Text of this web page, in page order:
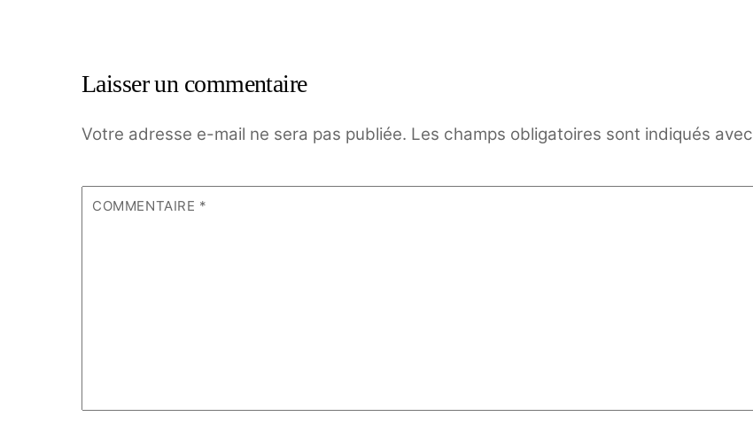
Laisser un commentaire
Votre adresse e-mail ne sera pas publiée. Les champs obligatoires sont indiqués avec
COMMENTAIRE *